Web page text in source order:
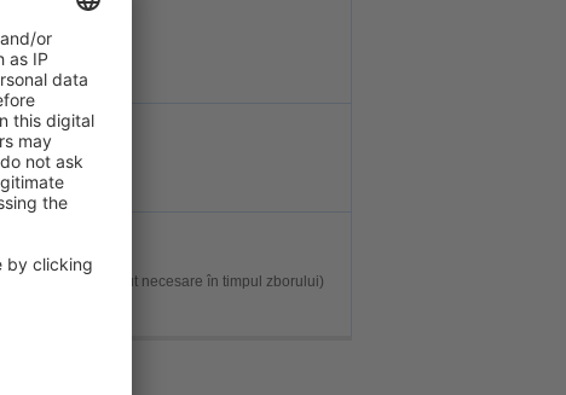
obiecte absolut necesare în timpul zborului)